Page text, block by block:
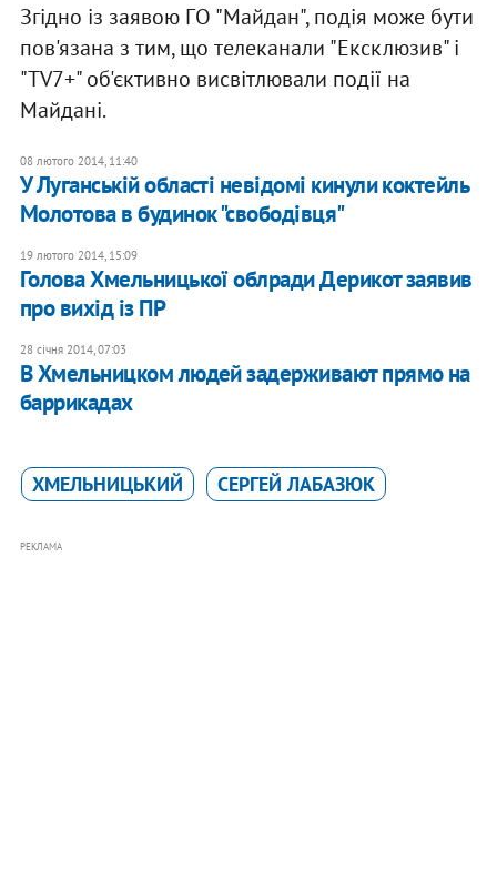
Згідно із заявою ГО "Майдан", подія може бути
пов'язана з тим, що телеканали "Ексклюзив" і
"TV7+" об'єктивно висвітлювали події на
Майдані.
08 лютого 2014, 11:40
У Луганській області невідомі кинули коктейль
Молотова в будинок "свободівця"
19 лютого 2014, 15:09
Голова Хмельницької облради Дерикот заявив
про вихід із ПР
28 січня 2014, 07:03
В Хмельницком людей задерживают прямо на
баррикадах
ХМЕЛЬНИЦЬКИЙ СЕРГЕЙ ЛАБАЗЮК
РЕКЛАМА